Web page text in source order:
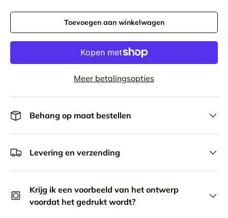
Toevoegen aan winkelwagen
Meer betalingsopties
Behang op maat bestellen
Levering en verzending
Krijg ik een voorbeeld van het ontwerp
voordat het gedrukt wordt?